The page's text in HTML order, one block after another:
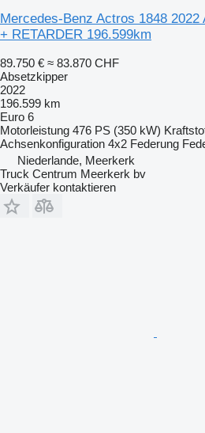
Mercedes-Benz Actros 1848 2022
+ RETARDER 196.599km
89.750 € ≈ 83.870 CHF
Absetzkipper
2022
196.599 km
Euro 6
Motorleistung 476 PS (350 kW)
Achsenkonfiguration 4x2 Federung
Niederlande, Meerkerk
Truck Centrum Meerkerk bv
Verkäufer kontaktieren